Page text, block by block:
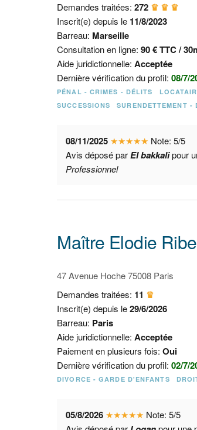
Demandes traitées:272 ♛ ♛ ♛
Inscrit(e) depuis le 11/8/2023
Barreau: Marseille
Consultation en ligne:90 € TTC /
Aide juridictionnelle:Acceptée
Dernière vérification du profil:08/7/
PÉNAL - CRIMES - DÉLITS
SUCCESSIONS
SURENDETTEMENT -
08/11/2025 ★★★★★ Note:5/5
Avis déposé parEl bakkalipour
Professionnel
Maître Elodie
47 Avenue Hoche 75008 Paris
Demandes traitées: 11 ♛
Inscrit(e) depuis le29/6/2026
Barreau: Paris
Aide juridictionnelle:Acceptée
Paiement en plusieurs fois:Oui
Dernière vérification du profil:02/7/
DIVORCE - GARDE D'ENFANTS
05/8/2026 ★★★★★ Note:5/5